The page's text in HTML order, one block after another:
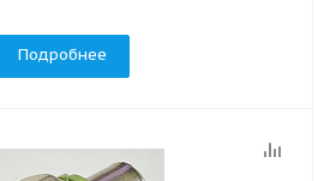
Подробнее